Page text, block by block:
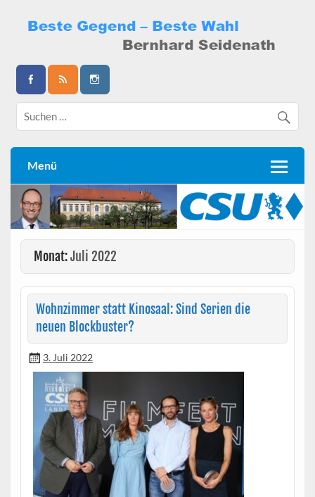
content
Bernhard Seidenath
Menü
Monat:Juli 2022
Wohnzimmer statt Kinosaal: Sind Serien die
neuen Blockbuster?
3. Juli 2022